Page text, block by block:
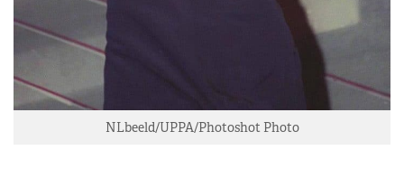
NLbeeld/UPPA/Photoshot Photo